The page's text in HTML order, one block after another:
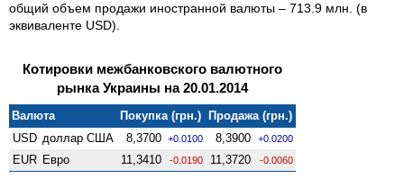
общий объем продажи иностранной валюты – 713.9 млн. (в
эквиваленте USD).
Котировки межбанковского валютного
рынка Украины на 20.01.2014
Валюта Покупка (грн.)
Продажа (грн.)
USD доллар США 8,3700 +0.0100 8,3900 +0.0200
EUR Евро 11,3410 -0.0190 11,3720 -0.0060